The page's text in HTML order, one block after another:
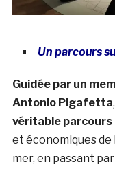
Un parcours
Guidée par un
Antonio Pigafetta
véritable parcours
et économiques de
mer, en passant